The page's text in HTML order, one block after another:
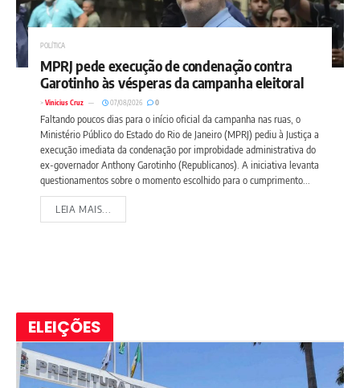
POLÍTICA
MPRJ pede execução de condenação contra
Garotinho às vésperas da campanha eleitoral
> Vinicius Cruz 07/08/2026 0
Faltando poucos dias para o início oficial da campanha nas ruas, o
Ministério Público do Estado do Rio de Janeiro (MPRJ) pediu à Justiça a
execução imediata da condenação por improbidade administrativa do
ex-governador Anthony Garotinho (Republicanos). A iniciativa levanta
questionamentos sobre o momento escolhido para o cumprimento...
LEIA MAIS...
ELEIÇÕES